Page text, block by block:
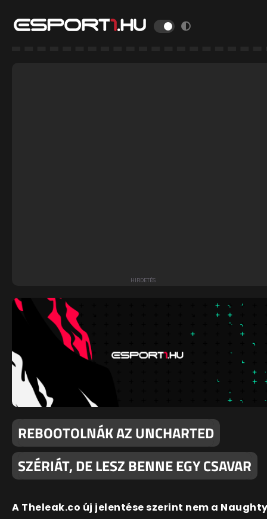
REBOOTOLNÁK AZ UNCHARTED
SZÉRIÁT, DE LESZ BENNE EGY CSAVAR
A Theleak.co új jelentése szerint nem a